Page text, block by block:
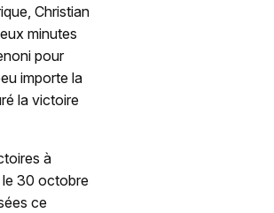
Christian
minutes
pour
importe la
la victoire
à
le 30 octobre
ce